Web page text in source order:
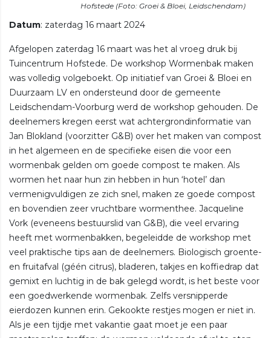
Datum: zaterdag 16 maart 2024
Afgelopen zaterdag 16 maart was het al vroeg druk bij
Tuincentrum Hofstede. De workshop Wormenbak maken
was volledig volgeboekt. Op initiatief van Groei & Bloei en
Duurzaam LV en ondersteund door de gemeente
Leidschendam-Voorburg werd de workshop gehouden. De
deelnemers kregen eerst wat achtergrondinformatie van
Jan Blokland (voorzitter G&B) over het maken van compost
in het algemeen en de specifieke eisen die voor een
wormenbak gelden om goede compost te maken. Als
wormen het naar hun zin hebben in hun ‘hotel’ dan
vermenigvuldigen ze zich snel, maken ze goede compost
en bovendien zeer vruchtbare wormenthee. Jacqueline
Vork (eveneens bestuurslid van G&B), die veel ervaring
heeft met wormenbakken, begeleidde de workshop met
veel praktische tips aan de deelnemers. Biologisch groente-
en fruitafval (géén citrus), bladeren, takjes en koffiedrap dat
gemixt en luchtig in de bak gelegd wordt, is het beste voor
een goedwerkende wormenbak. Zelfs versnipperde
eierdozen kunnen erin. Gekookte restjes mogen er niet in.
Als je een tijdje met vakantie gaat moet je een paar